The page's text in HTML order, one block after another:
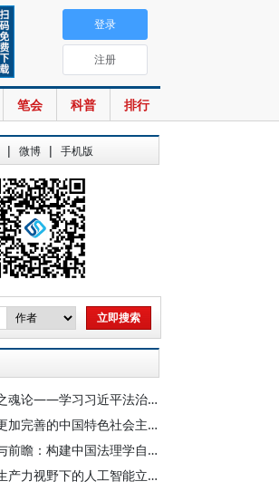
笔会 科普 排行
登录
注册
| 微博 | 手机版
付子堂：法治之魂论——学习习近平法治思想关于法治根本保证论述
付子堂：建设更加完善的中国特色社会主义法治体系
付子堂：回顾与前瞻：构建中国法理学自主知识体系
付子堂：新质生产力视野下的人工智能立法研究